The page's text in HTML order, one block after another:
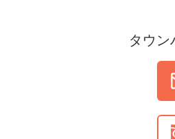
タウン